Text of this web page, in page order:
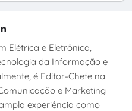
Elétrica e Eletrônica,
da Informação e
é Editor-Chefe na
e Marketing
experiência como